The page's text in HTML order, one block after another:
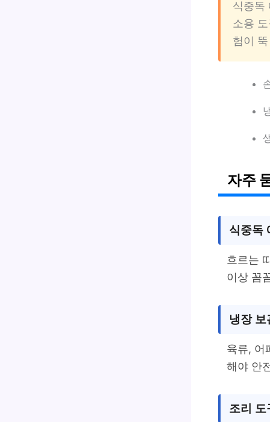
식중독
소용
험이
자주
식중독
흐르는
이상 꼼
냉장
육류, 어
해야 안
조리